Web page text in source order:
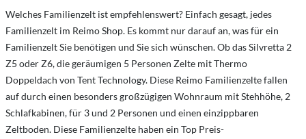
Welches Familienzelt ist empfehlenswert? Einfach gesagt, jedes
Familienzelt im Reimo Shop. Es kommt nur darauf an, was für ein
Familienzelt Sie benötigen und Sie sich wünschen. Ob das Silvretta 2
Z5 oder Z6, die geräumigen 5 Personen Zelte mit Thermo
Doppeldach von Tent Technology. Diese Reimo Familienzelte fallen
auf durch einen besonders großzügigen Wohnraum mit Stehhöhe, 2
Schlafkabinen, für 3 und 2 Personen und einen einzippbaren
Zeltboden. Diese Familienzelte haben ein Top Preis-